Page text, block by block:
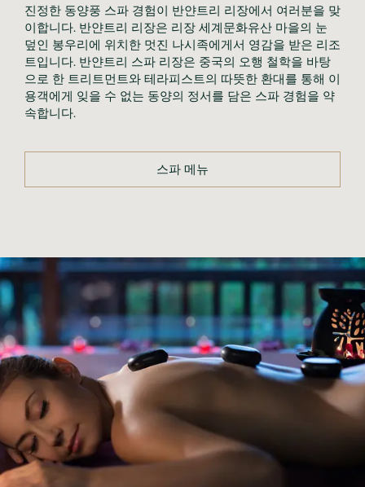
진정한 동양풍 스파 경험이 반얀트리 리장에서 여러분을 맞
이합니다. 반얀트리 리장은 리장 세계문화유산 마을의 눈
덮인 봉우리에 위치한 멋진 나시족에게서 영감을 받은 리조
트입니다. 반얀트리 스파 리장은 중국의 오행 철학을 바탕
으로 한 트리트먼트와 테라피스트의 따뜻한 환대를 통해 이
용객에게 잊을 수 없는 동양의 정서를 담은 스파 경험을 약
속합니다.
스파 메뉴